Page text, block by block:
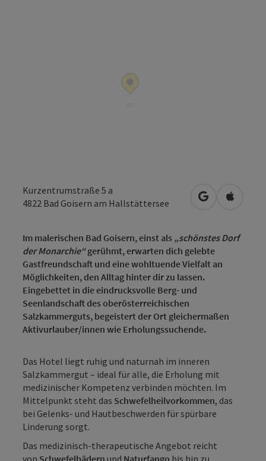
Kurzentrumstraße 5 a
4822 Bad Goisern am Hallstättersee in Google
in
Im malerischen Bad Goisern, einst als „schönstes Dorf
der Monarchie“gerühmt, erwarten dich gelebte
Gastfreundschaft und eine wohltuende Vielfalt an
Möglichkeiten, den Alltag hinter dir zu lassen.
Eingebettet in die eindrucksvolle Berg- und
Seenlandschaft des oberösterreichischen
Salzkammerguts, begeistert der Ort gleichermaßen
Aktivurlauber/innen wie Erholungssuchende.
Das Hotel liegt ruhig und naturnah im inneren
Salzkammergut – ideal für alle, die Erholung mit
medizinischer Kompetenz verbinden möchten. Im
Mittelpunkt steht das Schwefelheilvorkommen, das
bei Gelenks- und Hautbeschwerden für spürbare
Linderung sorgt.
Das medizinisch-therapeutische Angebot reicht
von Schwefelbädern und Naturfango bis hin zu